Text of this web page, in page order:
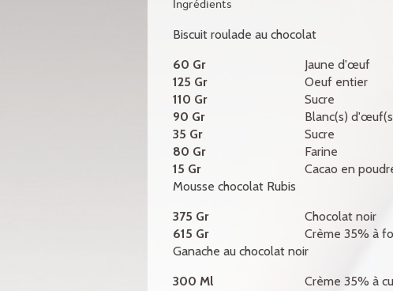
Ingrédients
Biscuit roulade au chocolat
60 Gr
Jaune d'œuf
125 Gr
Oeuf entier
110 Gr
Sucre
90 Gr
Blanc(s)
35 Gr
Sucre
80 Gr
Farine
15 Gr
Cacao en
Mousse chocolat Rubis
375 Gr
Chocolat noir
615 Gr
Crème 35% à
Ganache au chocolat noir
300 Ml
Crème 35% à